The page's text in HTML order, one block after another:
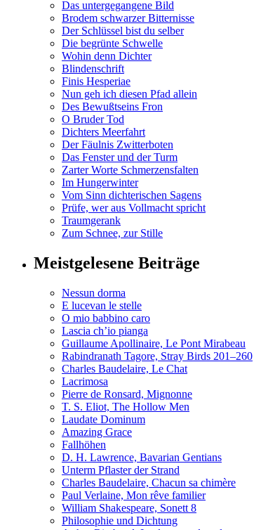
Das untergegangene Bild
Brodem schwarzer Bitternisse
Der Schlüssel bist du selber
Die begrünte Schwelle
Wohin denn Dichter
Blindenschrift
Finis Hesperiae
Nun geh ich diesen Pfad allein
Des Bewußtseins Fron
O Bruder Tod
Dichters Meerfahrt
Der Fäulnis Zwitterboten
Das Fenster und der Turm
Zarter Worte Schmerzensfalten
Im Hungerwinter
Vom Sinn dichterischen Sagens
Prüfe, wer aus Vollmacht spricht
Traumgerank
Zum Schnee, zur Stille
Meistgelesene Beiträge
Nessun dorma
E lucevan le stelle
O mio babbino caro
Lascia ch’io pianga
Guillaume Apollinaire, Le Pont Mirabeau
Rabindranath Tagore, Stray Birds 201–260
Charles Baudelaire, Le Chat
Lacrimosa
Pierre de Ronsard, Mignonne
T. S. Eliot, The Hollow Men
Laudate Dominum
Amazing Grace
Fallhöhen
D. H. Lawrence, Bavarian Gentians
Unterm Pflaster der Strand
Charles Baudelaire, Chacun sa chimère
Paul Verlaine, Mon rêve familier
William Shakespeare, Sonett 8
Philosophie und Dichtung